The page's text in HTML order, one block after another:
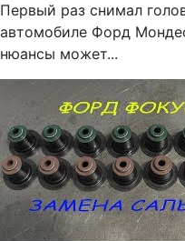
Первый раз снимал
автомобиле Форд
нюансы может...